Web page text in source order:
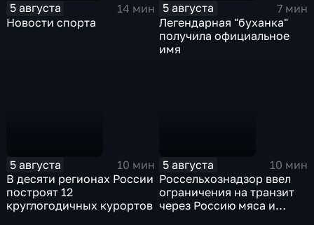
5 августа
14 мин
Новости спорта
5 августа
7 мин
Легендарная "буханка"
получила официальное
имя
5 августа
10 мин
В десяти регионах России
построят 12
круглогодичных курортов
5 августа
10 мин
Россельхознадзор ввел
ограничения на транзит
через Россию мяса и